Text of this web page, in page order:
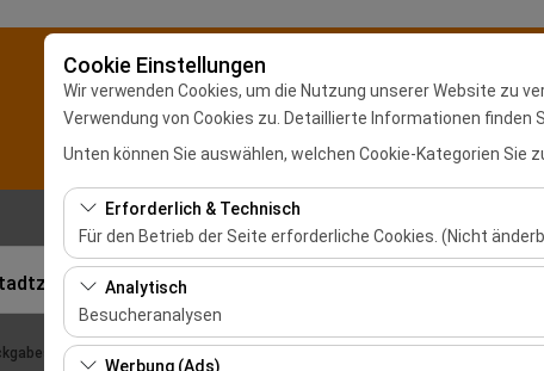
Cookie Einstellungen
Wir verwenden Cookies, um die Nutzung unserer Website zu
Verwendung von Cookies zu. Detaillierte Informationen finden
Unten können Sie auswählen, welchen Cookie-Kategorien Sie
Erforderlich & Technisch
Für den Betrieb der Seite erforderliche Cookies. (Nicht
Diese Cookies sind für das ordnungsgemäße Funktionieren
und grundlegende Funktionen erforderlich. Sie können nicht
Analytisch
Besucheranalysen
Diese Cookies ermöglichen es uns, zu analysieren, wie
Werbung (Ads)
Anasayfa
auswählen
Abholdatum & Zeit